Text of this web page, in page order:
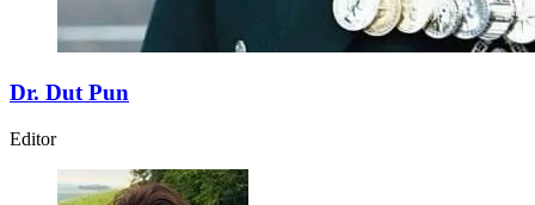
Dr. Dut Pun
Editor